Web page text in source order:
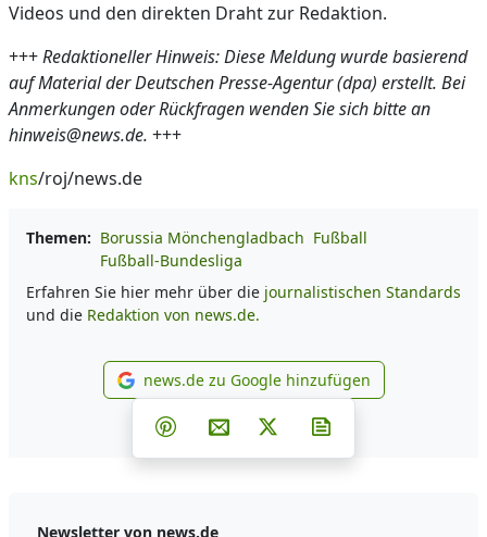
Videos und den direkten Draht zur Redaktion.
+++Redaktioneller Hinweis: Diese Meldung wurde basierend
auf Material der Deutschen Presse-Agentur (dpa) erstellt. Bei
Anmerkungen oder Rückfragen wenden Sie sich bitte an
hinweis@news.de. +++
kns/roj/news.de
Themen: Borussia Mönchengladbach Fußball
Fußball-Bundesliga
Erfahren Sie hier mehr über die journalistischen Standards
und die Redaktion von news.de.
news.de zu Google
news.de zu Google hinzufügen
Teilen auf Facebook
Teilen auf Whatsapp
Teilen auf Telegram
Teilen auf Pinterest
Per E-Mail teilen
Post auf X
Newsletter von news.de